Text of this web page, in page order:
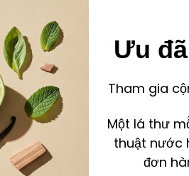
duyên
vỏ cây kumquat để che mùi
hoa hồng,
hổ phách , long
bằng mùi hạnh nhân nhẹ nhàng.
da
Ưu
Tham gia
Một lá thư
thuật nước
đơn